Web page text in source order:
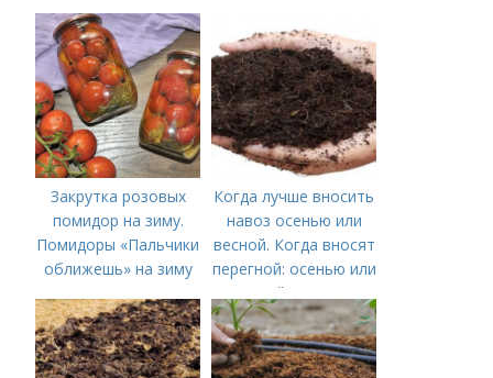
Закрутка розовых
помидор на зиму.
Помидоры «Пальчики
оближешь» на зиму
Когда лучше вносить
навоз осенью или
весной. Когда вносят
перегной: осенью или
весной, правила
внесения удобрений